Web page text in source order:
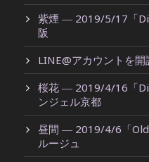
紫煙 ― 2019/5/17「
阪
LINE@アカウントを開
桜花 ― 2019/4/16「
ンジェル京都
昼間 ― 2019/4/6「
ルージュ